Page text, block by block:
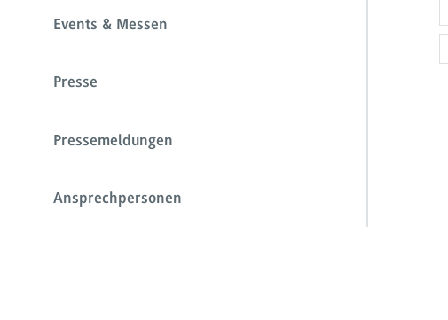
Events & Messen
Presse
Pressemeldungen
Ansprechpersonen